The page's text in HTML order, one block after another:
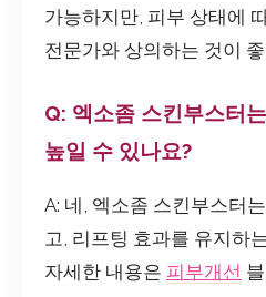
가능하지만, 피부 상태에
전문가와 상의하는 것이
Q: 엑소좀 스킨부스터
높일 수 있나요?
A: 네, 엑소좀 스킨부스터
고, 리프팅 효과를 유지하
자세한 내용은 피부개선